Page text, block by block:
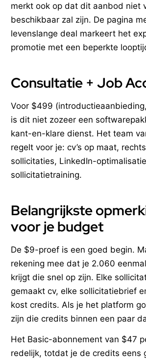
merkt ook op dat dit aanbod niet
beschikbaar zal zijn. De pagina
levenslange deal markeert het
promotie met een beperkte
Consultatie + Job
Voor $499
is dit niet zozeer een
kant-en-klare dienst. Het team
regelt voor je: cv’s op maat,
sollicitaties, LinkedIn-
sollicitatietraining.
Belangrijkste
voor je budget
De $9-proef is een goed begin.
rekening mee dat je 2.060
krijgt die snel op zijn. Elke
gemaakt cv, elke sollicitatiebrief
kost credits. Als je het platform
zijn die credits binnen een paar
Het Basic-abonnement van $47
redelijk, totdat je de credits eens